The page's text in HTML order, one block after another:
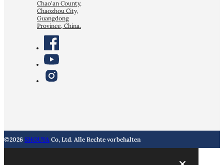
Chao'an County,
Chaozhou City,
Guangdong
Province, China.
©2026 SHOUYA Co, Ltd. Alle Rechte vorbehalten